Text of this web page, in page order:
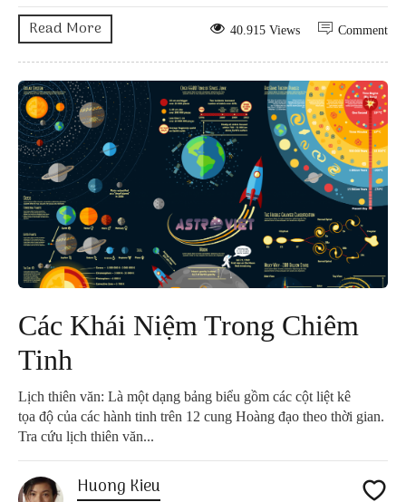
Read More Comment
40.915 Views
Các Khái Niệm Trong Chiêm
Tinh
Lịch thiên văn: Là một dạng bảng biểu gồm các cột liệt kê
tọa độ của các hành tinh trên 12 cung Hoàng đạo theo thời gian.
Tra cứu lịch thiên văn...
Huong Kieu